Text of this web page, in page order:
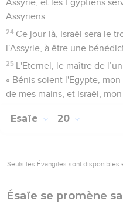
s’emparent de moi,
train d’accoucher. Les
tremblement de voir.
4
Mon cœur est troublé, la
qui me faisait tant plaisir est
d’anxiété.
5 On dresse la table, on
boit… Debout, princes !
7 Il verra un char, un
attentif, très attentif. »